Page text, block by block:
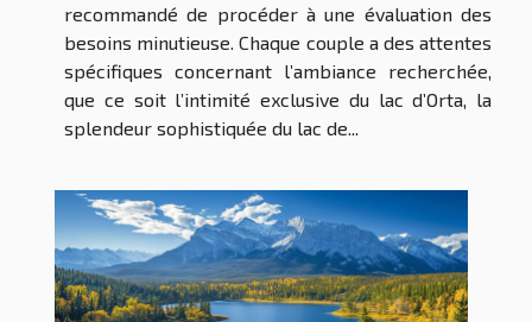
recommandé de procéder à une évaluation des
besoins minutieuse. Chaque couple a des attentes
spécifiques concernant l’ambiance recherchée,
que ce soit l’intimité exclusive du lac d’Orta, la
splendeur sophistiquée du lac de...